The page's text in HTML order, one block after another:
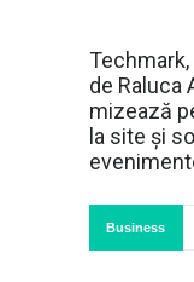
de Raluca
mizează
la site și
Business